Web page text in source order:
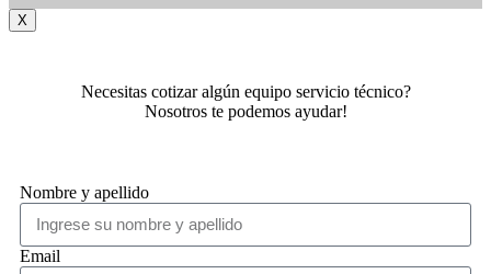
X
Necesitas cotizar algún equipo servicio técnico?
Nosotros te podemos ayudar!
Nombre y apellido
Email